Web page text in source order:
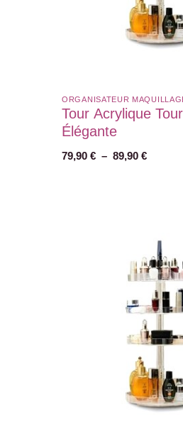
ORGANISATEUR
Tour Acrylique
Élégante
79,90 € – 89,90 €